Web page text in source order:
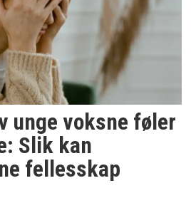
unge voksne føler
Slik kan
fellesskap